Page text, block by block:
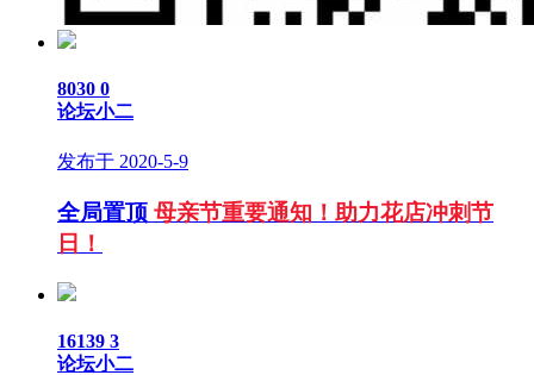
8030 0
论坛小二
发布于 2020-5-9
全局置顶 母亲节重要通知！助力花店冲刺节
日！
16139 3
论坛小二